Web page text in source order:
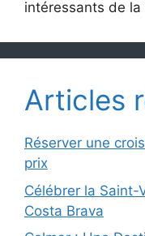
intéressants de la
Articles
Réserver une
prix
Célébrer la Saint-
Costa Brava